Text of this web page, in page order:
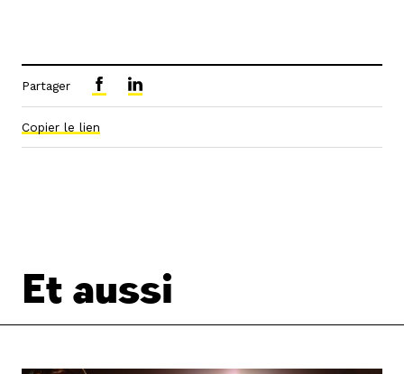
Partager
Copier le lien
Et aussi